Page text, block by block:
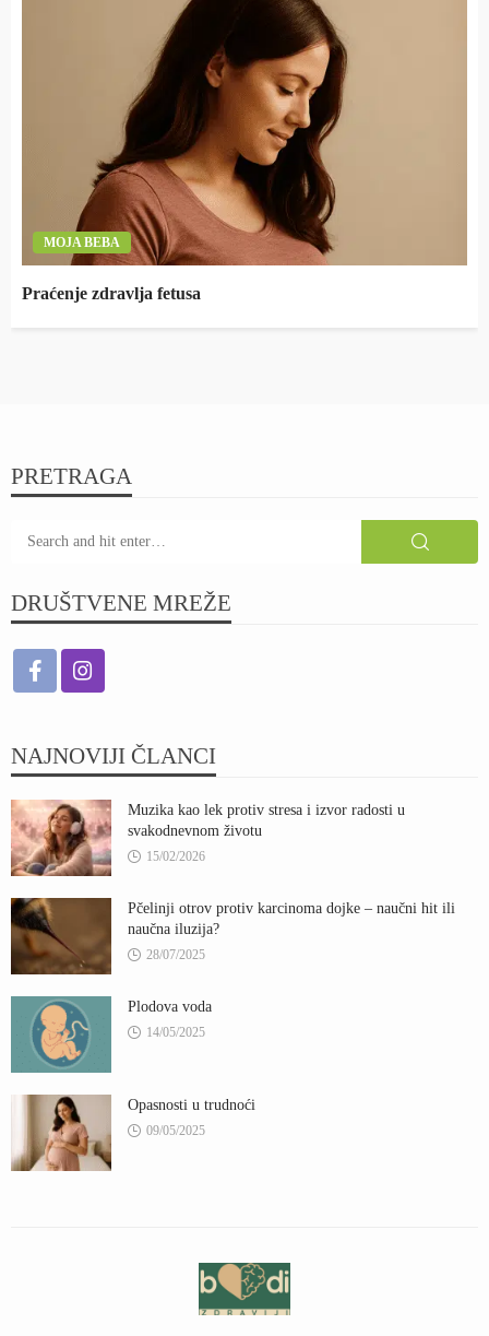
MOJA BEBA
Praćenje zdravlja fetusa
PRETRAGA
DRUŠTVENE MREŽE
NAJNOVIJI ČLANCI
Muzika kao lek protiv stresa i izvor radosti u
svakodnevnom životu
15/02/2026
Pčelinji otrov protiv karcinoma dojke – naučni hit ili
naučna iluzija?
28/07/2025
Plodova voda
14/05/2025
Opasnosti u trudnoći
09/05/2025